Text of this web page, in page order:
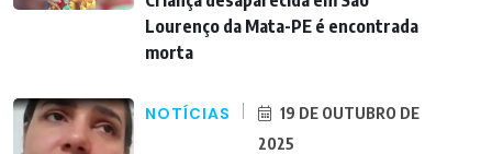
Lourenço da Mata-PE é encontrada
morta
NOTÍCIAS
19 DE OUTUBRO DE
2025